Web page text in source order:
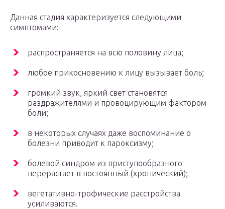
Данная стадия характеризуется следующими
симптомами:
распространяется на всю половину лица;
любое прикосновению к лицу вызывает боль;
громкий звук, яркий свет становятся
раздражителями и провоцирующим фактором
боли;
в некоторых случаях даже воспоминание о
болезни приводит к пароксизму;
болевой синдром из приступообразного
перерастает в постоянный (хронический);
вегетативно-трофические расстройства
усиливаются.